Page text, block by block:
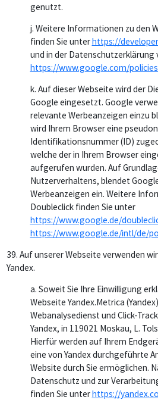
genutzt.
j. Weitere Informationen zu den
finden Sie unterhttps://
und in der Datenschutzerklärung
https://www.google.com/
k. Auf dieser Webseite wird der
Google eingesetzt. Google
relevante Werbeanzeigen einzu
wird Ihrem Browser eine
Identifikationsnummer (ID)
welche der in Ihrem Browser
aufgerufen wurden. Auf
Nutzerverhaltens, blendet
Werbeanzeigen ein. Weitere
Doubleclick finden Sie unter
https://www.google.de/
https://www.google.de/intl/de/
39. Auf unserer Webseite verwenden
Yandex.
a. Soweit Sie Ihre Einwilligung
Webseite Yandex.Metrica
Webanalysedienst und Click-
Yandex, in 119021 Moskau, L.
Hierfür werden auf Ihrem
eine von Yandex durchgeführte
Website durch Sie ermöglichen.
Datenschutz und zur
finden Sie unterhttps://